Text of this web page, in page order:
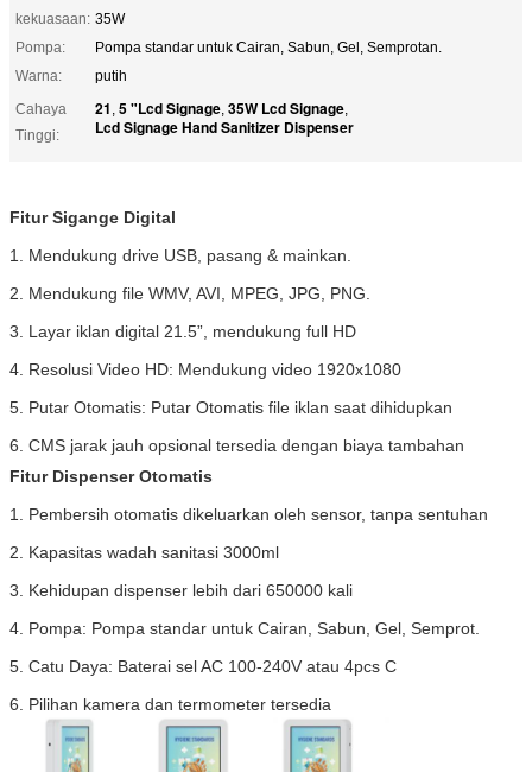
kekuasaan: 35W
Pompa:
Pompa standar untuk Cairan, Sabun, Gel, Semprotan.
Warna:
putih
Cahaya
Tinggi:
21 , 5 "Lcd Signage, 35W Lcd Signage,
Lcd Signage Hand Sanitizer Dispenser
Fitur Sigange Digital
1. Mendukung drive USB, pasang & mainkan.
2. Mendukung file WMV, AVI, MPEG, JPG, PNG.
3. Layar iklan digital 21.5”, mendukung full HD
4. Resolusi Video HD: Mendukung video 1920x1080
5. Putar Otomatis: Putar Otomatis file iklan saat dihidupkan
6. CMS jarak jauh opsional tersedia dengan biaya tambahan
Fitur Dispenser Otomatis
1. Pembersih otomatis dikeluarkan oleh sensor, tanpa sentuhan
2. Kapasitas wadah sanitasi 3000ml
3. Kehidupan dispenser lebih dari 650000 kali
4. Pompa: Pompa standar untuk Cairan, Sabun, Gel, Semprot.
5. Catu Daya: Baterai sel AC 100-240V atau 4pcs C
6. Pilihan kamera dan termometer tersedia